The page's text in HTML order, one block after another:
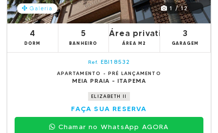
Galeria 1 / 12
4
DORM
5
BANHEIRO
Área privativa 261.05m²
ÁREA M2
3
GARAGEM
Ref. EBI18532
APARTAMENTO - PRÉ LANÇAMENTO
MEIA PRAIA - ITAPEMA
ELIZABETH II
FAÇA SUA RESERVA
Chamar no WhatsApp AGORA